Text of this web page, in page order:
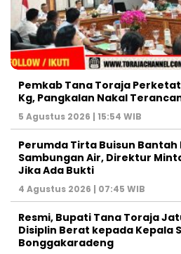
Pemkab Tana Toraja Perketat
Kg, Pangkalan Nakal
5 Agustus 2026 | 15:54 WIB
Perumda Tirta Buisun Bantah
Sambungan Air, Direktur
Jika Ada Bukti
4 Agustus 2026 | 07:45 WIB
Resmi, Bupati Tana Toraja
Disiplin Berat kepada Kepala
Bonggakaradeng